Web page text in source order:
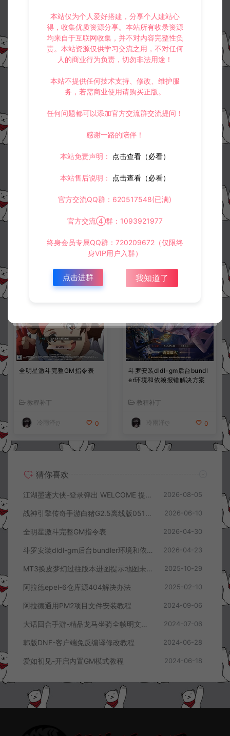
上一篇：
Win10系统添加虚拟网卡图文教程
下一篇：
常见问题
江湖墨迹大侠-登录弹出 WE
冷雨泽ღ
战神引擎传奇手游白猪G2.5
教程
战神引擎专区
全明星激斗完整GM指令表
教程补丁
冷雨泽ღ 0
斗罗安装dldl-gm后台bundl
er环境和依赖报错解决方案
教程补丁
冷雨泽ღ 0
猜你喜欢
江湖墨迹大侠-登录弹出 WELCOME 提示无法进游戏修复教程 2026-08-05
战神引擎传奇手游白猪G2.5离线版0513卡登录问题解决教程 2026-06-10
全明星激斗完整GM指令表 2026-04-30
斗罗安装dldl-gm后台bundler环境和依赖报错解决方案 2026-04-23
MT3换皮梦幻过往版本进图提示地图未开放解决办法 2025-10-29
阿拉德epel-6仓库源404解决办法 2025-02-10
阿拉德通用PM2项目文件安装教程 2024-09-06
大话回合手游-精品龙马坐骑全帧明文素材 2024-07-06
韩版DNF-客户端免反编译修改教程 2024-06-28
爱如初见-开启内置GM模式教程 2024-06-18
本站仅为个人爱好搭建，分享个人建站心
得，收集优质资源分享。本站所有收录资源
均来自于互联网收集，并不对内容完整性负
责。本站资源仅供学习交流之用，不对任何
人的商业行为负责，切勿非法用途！
本站不提供任何技术支持、修改、维护服
务，若需商业使用请购买正版。
任何问题都可以添加官方交流群交流提问！
感谢一路的陪伴！
本站免责声明： 点击查看（必看）
本站售后说明： 点击查看（必看）
官方交流QQ群：620517548(已满)
官方交流④群：1093921977
终身会员专属QQ群：720209672（仅限终
身VIP用户入群）
点击进群 我知道了